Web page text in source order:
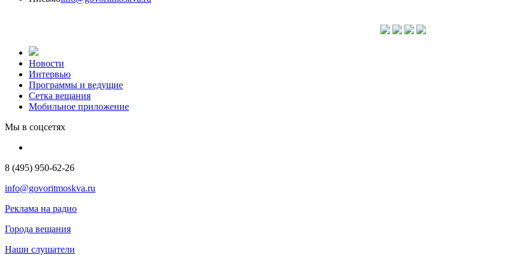
Новости
Интервью
Программы и ведущие
Сетка вещания
Мобильное приложение
Мы в соцсетях
8 (495) 950-62-26
info@govoritmoskva.ru
Реклама на радио
Города вещания
Наши слушатели